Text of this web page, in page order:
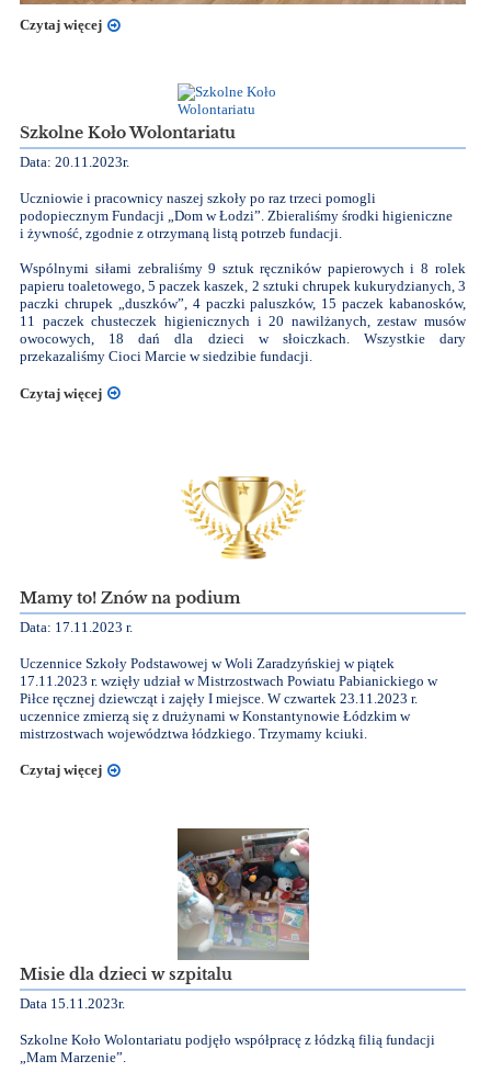
Czytaj więcej
Szkolne Koło Wolontariatu
Data: 20.11.2023r.
Uczniowie i pracownicy naszej szkoły po raz trzeci pomogli
podopiecznym Fundacji „Dom w Łodzi”. Zbieraliśmy środki higieniczne
i żywność, zgodnie z otrzymaną listą potrzeb fundacji.
Wspólnymi siłami zebraliśmy 9 sztuk ręczników papierowych i 8 rolek
papieru toaletowego, 5 paczek kaszek, 2 sztuki chrupek kukurydzianych, 3
paczki chrupek „duszków”, 4 paczki paluszków, 15 paczek kabanosków,
11 paczek chusteczek higienicznych i 20 nawilżanych, zestaw musów
owocowych, 18 dań dla dzieci w słoiczkach. Wszystkie dary
przekazaliśmy Cioci Marcie w siedzibie fundacji.
Czytaj więcej
Mamy to! Znów na podium
Data: 17.11.2023 r.
Uczennice Szkoły Podstawowej w Woli Zaradzyńskiej w piątek
17.11.2023 r. wzięły udział w Mistrzostwach Powiatu Pabianickiego w
Piłce ręcznej dziewcząt i zajęły I miejsce. W czwartek 23.11.2023 r.
uczennice zmierzą się z drużynami w Konstantynowie Łódzkim w
mistrzostwach województwa łódzkiego.Trzymamy kciuki.
Czytaj więcej
Misie dla dzieci w szpitalu
Data 15.11.2023r.
Szkolne Koło Wolontariatu podjęło współpracę z łódzką filią fundacji
„Mam Marzenie”.